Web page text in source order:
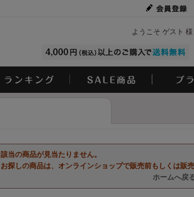
ようこそ ゲスト 様
該当の商品が見当たりません。
お探しの商品は、オンラインショップで販売前もしくは販
ホームへ戻